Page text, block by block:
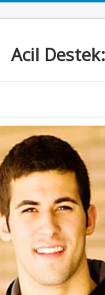
Acil Destek: